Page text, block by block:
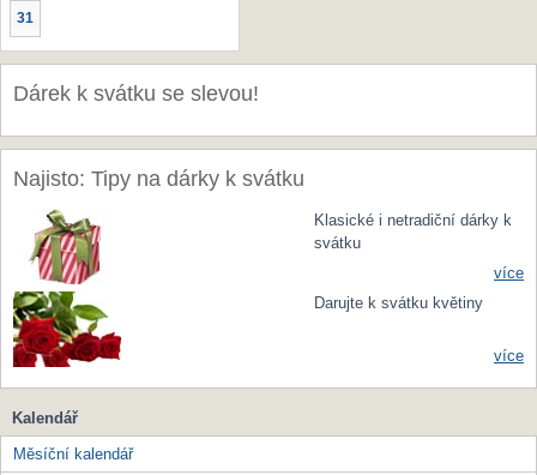
31
Dárek k svátku se slevou!
Najisto: Tipy na dárky k svátku
Klasické i netradiční dárky k
svátku
více
Darujte k svátku květiny
více
Kalendář
Měsíční kalendář